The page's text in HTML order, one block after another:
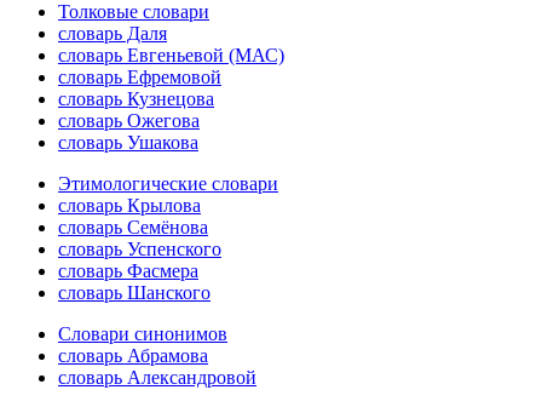
Толковые словари
словарь Даля
словарь Евгеньевой (МАС)
словарь Ефремовой
словарь Кузнецова
словарь Ожегова
словарь Ушакова
Этимологические словари
словарь Крылова
словарь Семёнова
словарь Успенского
словарь Фасмера
словарь Шанского
Словари синонимов
словарь Абрамова
словарь Александровой